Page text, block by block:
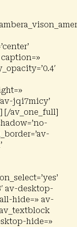
jqi7micy’
[/av_one_full]
av-desktop-
hide=» av-
hide=»